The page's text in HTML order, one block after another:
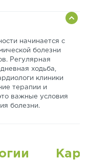
начинается с
болезни
Регулярная
ходьба,
клиники
терапии и
важные условия
болезни.